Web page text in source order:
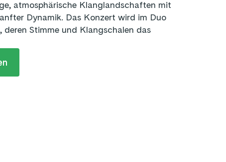
atmosphärische Klanglandschaften mit
Dynamik. Das Konzert wird im Duo
, deren Stimme und Klangschalen das